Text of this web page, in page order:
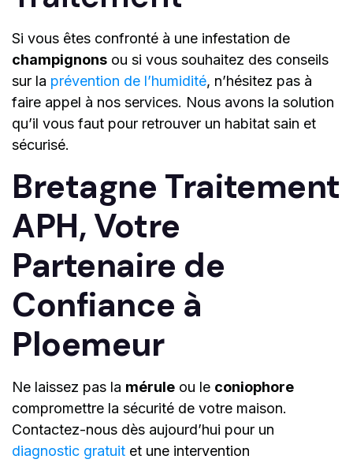
Si vous êtes confronté à une infestation de
champignons ou si vous souhaitez des conseils
sur la prévention de l’humidité, n’hésitez pas à
faire appel à nos services. Nous avons la solution
qu’il vous faut pour retrouver un habitat sain et
sécurisé.
Bretagne Traitement
APH, Votre
Partenaire de
Confiance à
Ploemeur
Ne laissez pas la mérule ou le coniophore
compromettre la sécurité de votre maison.
Contactez-nous dès aujourd’hui pour un
diagnostic gratuit et une intervention